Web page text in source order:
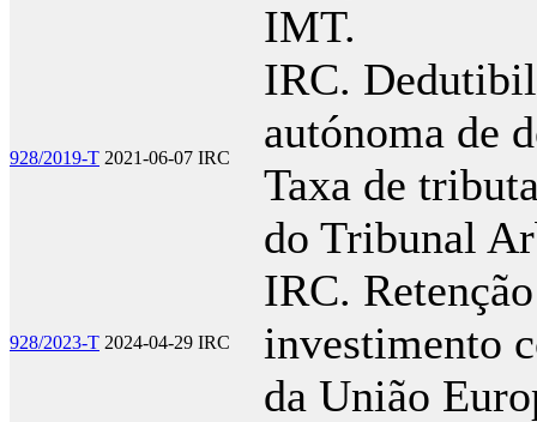
IMT.
928/2019-T 2021-06-07 IRC
IRC.
autónoma de
Taxa de
do Tribunal
928/2023-T 2024-04-29 IRC
IRC.
investimento
da União